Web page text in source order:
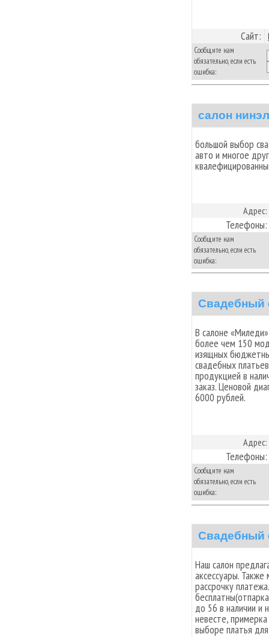
Сайт:
Сообщите нам
обязательно, если есть
ошибка:
салон
большой выбор
авто и многое
Адрес:
Телефоны:
Сообщите нам
обязательно, если есть
ошибка:
Свадебный
В салоне
более чем 150
изящных
свадебных
продукцией в
заказ. Ценовой
6000 рублей.
Адрес:
Телефоны:
Сообщите нам
обязательно, если есть
ошибка:
Свадебный
Наш салон
аксессуары.
рассрочку
до 56 в наличии и
невесте,
выборе платья